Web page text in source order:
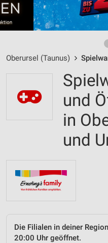
Oberursel (Taunus)
und
in
und
Die Filialen in deiner
20:00 Uhr geöffnet.